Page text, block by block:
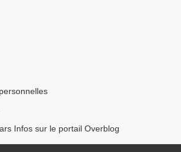
Infos sur le portail Overblog